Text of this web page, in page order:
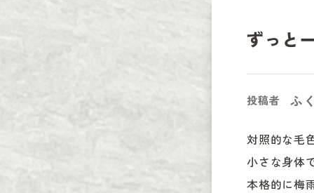
ずっと
投稿者 ふ
対照的な毛
小さな身体
本格的に梅